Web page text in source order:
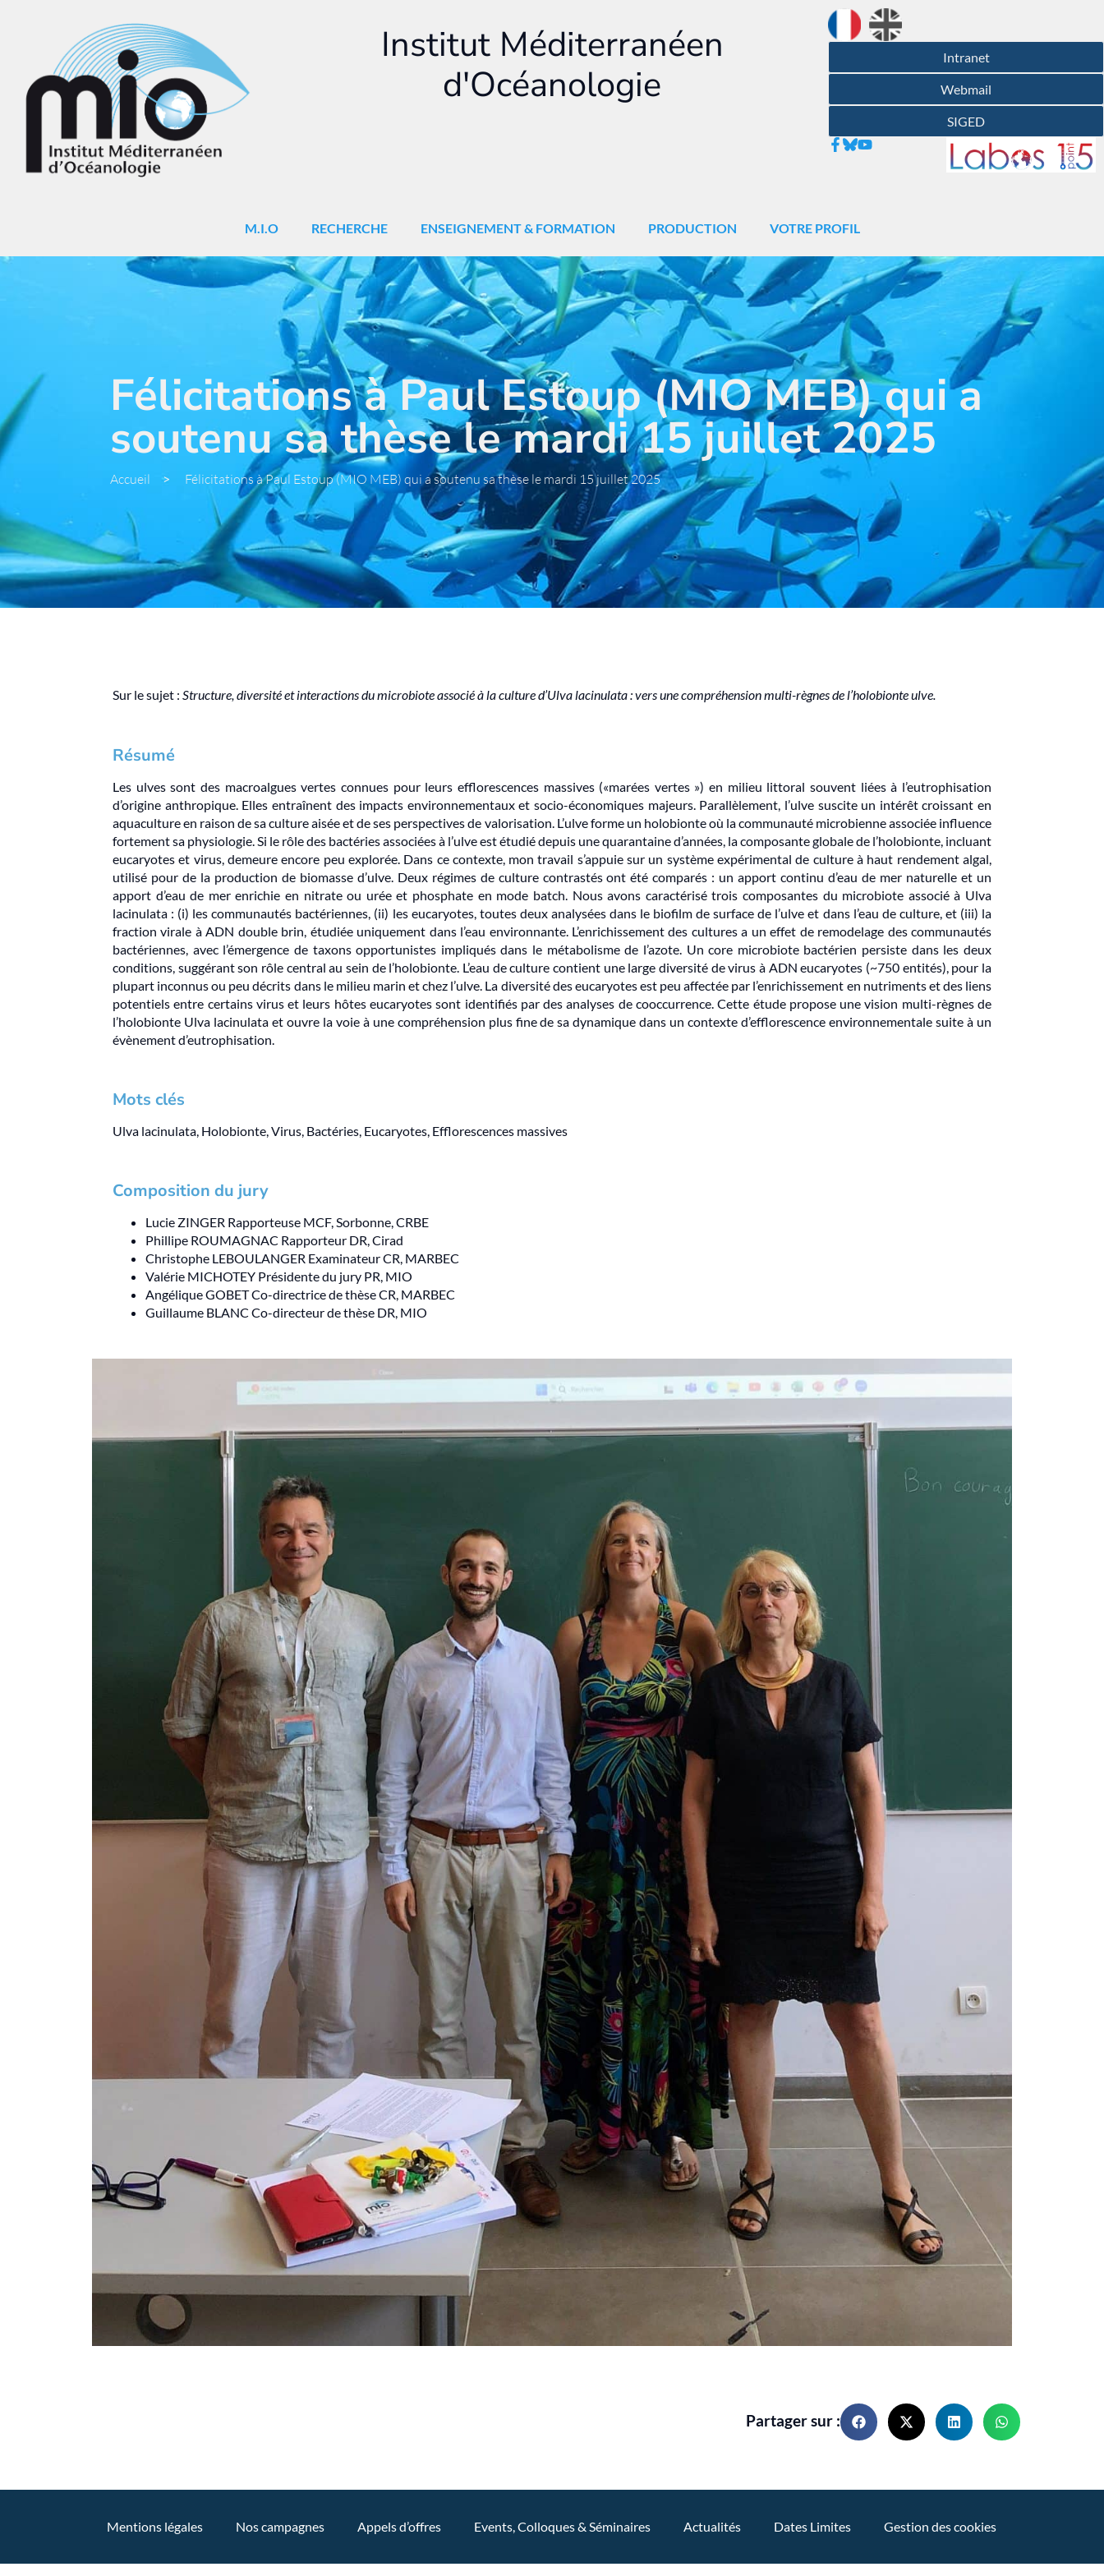
Institut Méditerranéen
d'Océanologie
Intranet
Webmail
SIGED
M.I.O RECHERCHE ENSEIGNEMENT & FORMATION PRODUCTION VOTRE PROFIL
Félicitations à Paul Estoup (MIO MEB) qui a
soutenu sa thèse le mardi 15 juillet 2025
Accueil > Félicitations à Paul Estoup (MIO MEB) qui a soutenu sa thèse le mardi 15 juillet 2025
Sur le sujet : Structure, diversité et interactions du microbiote associé à la culture d’Ulva lacinulata : vers une compréhension multi-règnes de l’holobionte ulve.
Résumé
Les ulves sont des macroalgues vertes connues pour leurs efflorescences massives («marées vertes ») en milieu littoral souvent liées à l’eutrophisation
d’origine anthropique. Elles entraînent des impacts environnementaux et socio-économiques majeurs. Parallèlement, l’ulve suscite un intérêt croissant en
aquaculture en raison de sa culture aisée et de ses perspectives de valorisation. L’ulve forme un holobionte où la communauté microbienne associée influence
fortement sa physiologie. Si le rôle des bactéries associées à l’ulve est étudié depuis une quarantaine d’années, la composante globale de l’holobionte, incluant
eucaryotes et virus, demeure encore peu explorée. Dans ce contexte, mon travail s’appuie sur un système expérimental de culture à haut rendement algal,
utilisé pour de la production de biomasse d’ulve. Deux régimes de culture contrastés ont été comparés : un apport continu d’eau de mer naturelle et un
apport d’eau de mer enrichie en nitrate ou urée et phosphate en mode batch. Nous avons caractérisé trois composantes du microbiote associé à Ulva
lacinulata : (i) les communautés bactériennes, (ii) les eucaryotes, toutes deux analysées dans le biofilm de surface de l’ulve et dans l’eau de culture, et (iii) la
fraction virale à ADN double brin, étudiée uniquement dans l’eau environnante. L’enrichissement des cultures a un effet de remodelage des communautés
bactériennes, avec l’émergence de taxons opportunistes impliqués dans le métabolisme de l’azote. Un core microbiote bactérien persiste dans les deux
conditions, suggérant son rôle central au sein de l’holobionte. L’eau de culture contient une large diversité de virus à ADN eucaryotes (~750 entités), pour la
plupart inconnus ou peu décrits dans le milieu marin et chez l’ulve. La diversité des eucaryotes est peu affectée par l’enrichissement en nutriments et des liens
potentiels entre certains virus et leurs hôtes eucaryotes sont identifiés par des analyses de cooccurrence. Cette étude propose une vision multi-règnes de
l’holobionte Ulva lacinulata et ouvre la voie à une compréhension plus fine de sa dynamique dans un contexte d’efflorescence environnementale suite à un
évènement d’eutrophisation.
Mots clés
Ulva lacinulata, Holobionte, Virus, Bactéries, Eucaryotes, Efflorescences massives
Composition du jury
Lucie ZINGER Rapporteuse MCF, Sorbonne, CRBE
Phillipe ROUMAGNAC Rapporteur DR, Cirad
Christophe LEBOULANGER Examinateur CR, MARBEC
Valérie MICHOTEY Présidente du jury PR, MIO
Angélique GOBET Co-directrice de thèse CR, MARBEC
Guillaume BLANC Co-directeur de thèse DR, MIO
Partager sur :
Mentions légales Nos campagnes Appels d’offres Events, Colloques & Séminaires Actualités Dates Limites Gestion des cookies